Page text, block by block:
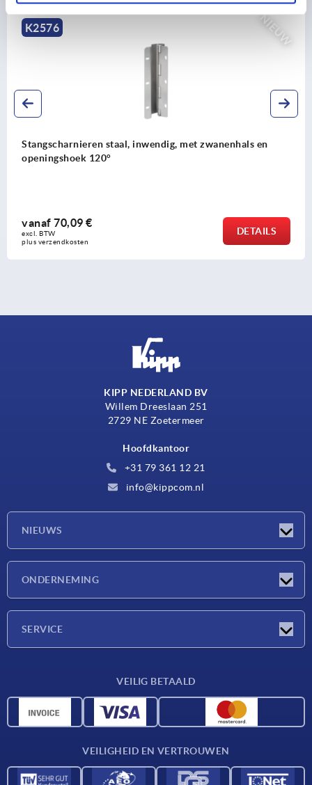
NIEUW
staal, inwendig, met zwanenhals en
120°
€
plus
KIPP NEDERLAND BV
Willem Dreeslaan 251
2729 NE Zoetermeer
Hoofdkantoor
+31 79 361 12 21
info@kippcom.nl
NIEUWS
ONDERNEMING
SERVICE
CAD-gegevens
VEILIG BETAALD
VEILIGHEID EN VERTROUWEN